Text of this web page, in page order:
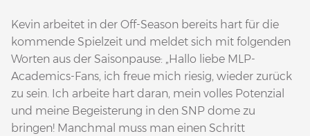
Kevin arbeitet in der Off-Season bereits hart für die
kommende Spielzeit und meldet sich mit folgenden
Worten aus der Saisonpause: „Hallo liebe MLP-
Academics-Fans, ich freue mich riesig, wieder zurück
zu sein. Ich arbeite hart daran, mein volles Potenzial
und meine Begeisterung in den SNP dome zu
bringen! Manchmal muss man einen Schritt